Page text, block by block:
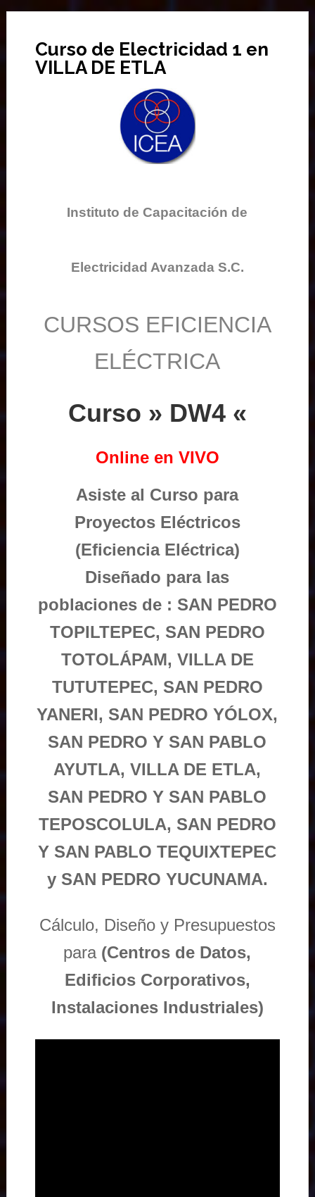
Curso de Electricidad 1 en
VILLA DE ETLA
Instituto de Capacitación de
Electricidad Avanzada S.C.
CURSOS EFICIENCIA
ELÉCTRICA
Curso » DW4 «
Online en VIVO
Asiste al Curso para
Proyectos Eléctricos
(Eficiencia Eléctrica)
Diseñado para las
poblaciones de : SAN PEDRO
TOPILTEPEC, SAN PEDRO
TOTOLÁPAM, VILLA DE
TUTUTEPEC, SAN PEDRO
YANERI, SAN PEDRO YÓLOX,
SAN PEDRO Y SAN PABLO
AYUTLA, VILLA DE ETLA,
SAN PEDRO Y SAN PABLO
TEPOSCOLULA, SAN PEDRO
Y SAN PABLO TEQUIXTEPEC
y SAN PEDRO YUCUNAMA.
Cálculo, Diseño y Presupuestos
para (Centros de Datos,
Edificios Corporativos,
Instalaciones Industriales)